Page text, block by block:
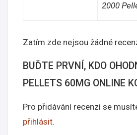
2000
Zatím zde nejsou žádné
BUĎTE PRVNÍ, KDO
PELLETS 60MG ONLINE
Pro přidávání recenzí se
přihlásit.